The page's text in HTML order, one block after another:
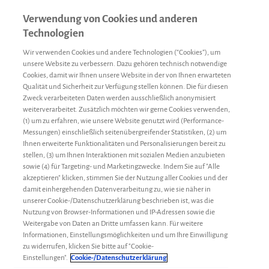
Konduktorin Conny 8. November 2023
Wie ich von der schweren Hämophilie A meines
Verwendung von Cookies und anderen
Technologien
Wir verwenden Cookies und andere Technologien (“Cookies”), um
unsere Website zu verbessern. Dazu gehören technisch notwendige
Cookies, damit wir Ihnen unsere Website in der von Ihnen erwarteten
Qualität und Sicherheit zur Verfügung stellen können. Die für diesen
Zweck verarbeiteten Daten werden ausschließlich anonymisiert
weiterverarbeitet. Zusätzlich möchten wir gerne Cookies verwenden,
(1) um zu erfahren, wie unsere Website genutzt wird (Performance-
Messungen) einschließlich seitenübergreifender Statistiken, (2) um
Ihnen erweiterte Funktionalitäten und Personalisierungen bereit zu
stellen, (3) um Ihnen Interaktionen mit sozialen Medien anzubieten
sowie (4) für Targeting- und Marketingzwecke. Indem Sie auf "Alle
akzeptieren" klicken, stimmen Sie der Nutzung aller Cookies und der
damit einhergehenden Datenverarbeitung zu, wie sie näher in
unserer Cookie-/Datenschutzerklärung beschrieben ist, was die
Nutzung von Browser-Informationen und IP-Adressen sowie die
Weitergabe von Daten an Dritte umfassen kann. Für weitere
Informationen, Einstellungsmöglichkeiten und um Ihre Einwilligung
zu widerrufen, klicken Sie bitte auf "Cookie-
Einstellungen". Cookie-/Datenschutzerklärung